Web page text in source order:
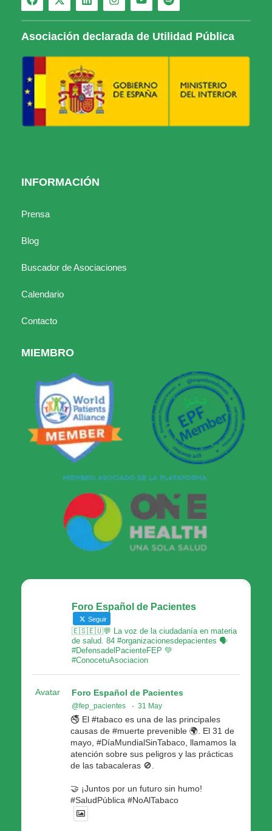
Asociación declarada de Utilidad Pública
INFORMACIÓN
Prensa
Blog
Buscador de Asociaciones
Calendario
Contacto
MIEMBRO
Foro Español de Pacientes
Seguir
🇪🇸🇪🇺💬 La voz de la ciudadanía en materia
de salud. 84 #organizacionesdepacientes 🗣
#DefensadelPacienteFEP 💚
#ConocetuAsociacion
Avatar Foro Español de Pacientes
@fep_pacientes · 31 May
🚭 El #tabaco es una de las principales
causas de #muerte prevenible 🌍. El 31 de
mayo, #DíaMundialSinTabaco, llamamos la
atención sobre sus peligros y las prácticas
de las tabacaleras 🚫.
🤝 ¡Juntos por un futuro sin humo!
#SaludPública #NoAlTabaco